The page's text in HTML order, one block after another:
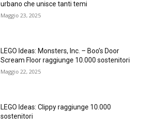
urbano che unisce tanti temi
Maggio 23, 2025
LEGO Ideas: Monsters, Inc. – Boo’s Door
Scream Floor raggiunge 10.000 sostenitori
Maggio 22, 2025
LEGO Ideas: Clippy raggiunge 10.000
sostenitori